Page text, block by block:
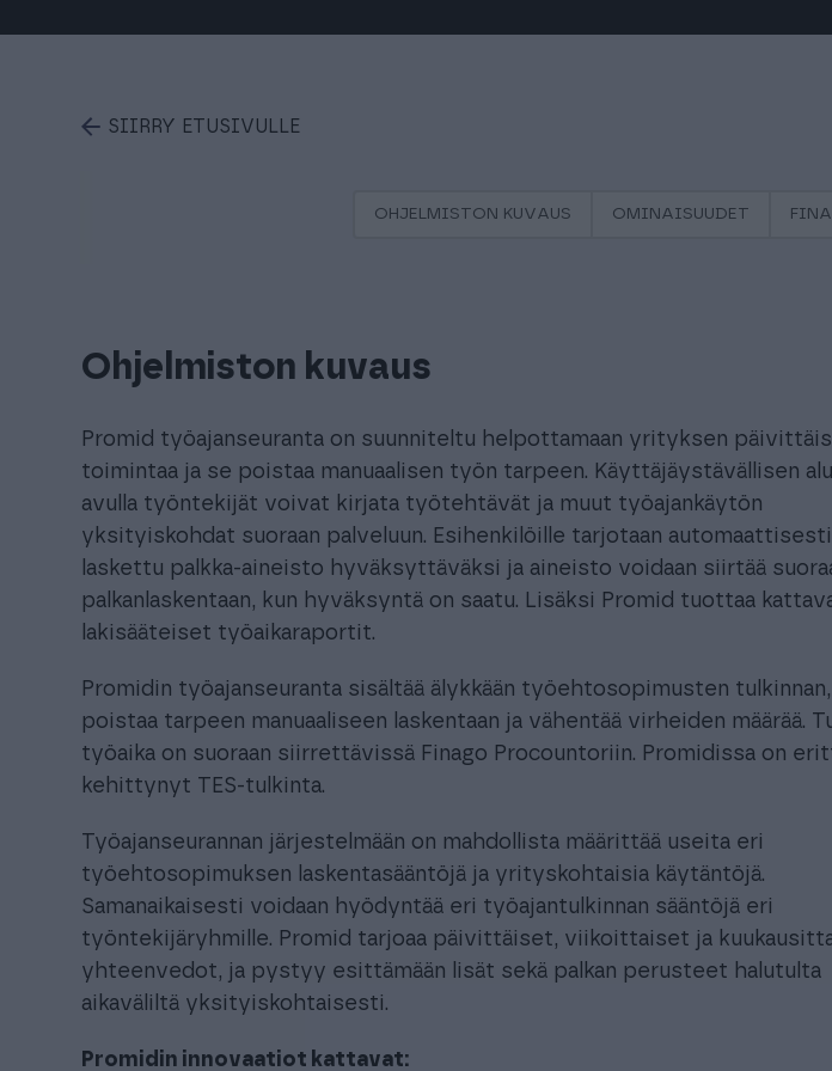
SIIRRY ETUSIVULLE
OHJELMISTON KUVAUS OMINAISUUDET
Ohjelmiston kuvaus
Promid työajanseuranta on suunniteltu helpottamaan yrityksen
toimintaa ja se poistaa manuaalisen työn tarpeen. Käyttäjäystävällisen
avulla työntekijät voivat kirjata työtehtävät ja muut työajankäytön
yksityiskohdat suoraan palveluun. Esihenkilöille tarjotaan automaattisesti
laskettu palkka-aineisto hyväksyttäväksi ja aineisto voidaan siirtää
palkanlaskentaan, kun hyväksyntä on saatu. Lisäksi Promid tuottaa
lakisääteiset työaikaraportit.
Promidin työajanseuranta sisältää älykkään työehtosopimusten
poistaa tarpeen manuaaliseen laskentaan ja vähentää virheiden määrää.
työaika on suoraan siirrettävissä Finago Procountoriin. Promidissa on
kehittynyt TES-tulkinta.
Työajanseurannan järjestelmään on mahdollista määrittää useita eri
työehtosopimuksen laskentasääntöjä ja yrityskohtaisia käytäntöjä.
Samanaikaisesti voidaan hyödyntää eri työajantulkinnan sääntöjä eri
työntekijäryhmille. Promid tarjoaa päivittäiset, viikoittaiset ja
yhteenvedot, ja pystyy esittämään lisät sekä palkan perusteet halutulta
aikaväliltä yksityiskohtaisesti.
Promidin innovaatiot kattavat: